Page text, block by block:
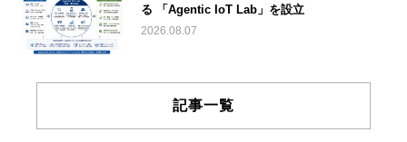
る 「Agentic IoT Lab」を設立
2026.08.07
記事一覧